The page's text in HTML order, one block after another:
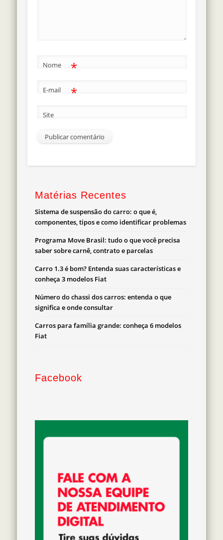
Nome *
E-mail *
Site
Matérias Recentes
Sistema de suspensão do carro: o que é,
componentes, tipos e como identificar problemas
Programa Move Brasil: tudo o que você precisa
saber sobre carnê, contrato e parcelas
Carro 1.3 é bom? Entenda suas características e
conheça 3 modelos Fiat
Número do chassi dos carros: entenda o que
significa e onde consultar
Carros para família grande: conheça 6 modelos
Fiat
Facebook